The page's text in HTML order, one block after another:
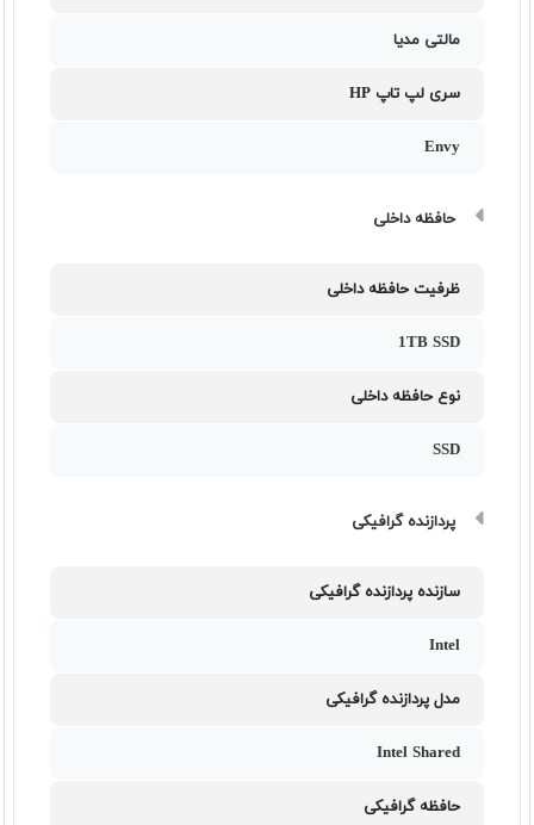
مالتی مدیا
سری لپ تاپ HP
Envy
حافظه داخلی
ظرفیت حافظه داخلی
1TB SSD
نوع حافظه داخلی
SSD
پردازنده گرافیکی
سازنده پردازنده گرافیکی
Intel
مدل پردازنده گرافیکی
Intel Shared
حافظه گرافیکی